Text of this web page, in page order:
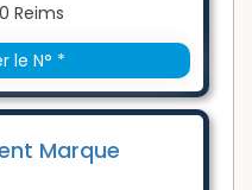
Reims
le N° *
Marque